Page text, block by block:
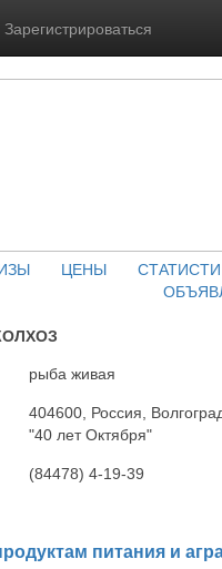
Зарегистрироваться
ЦЕНЫ
рыба живая
404600, Россия,
"40 лет Октября"
(84478) 4-19-39
питания и